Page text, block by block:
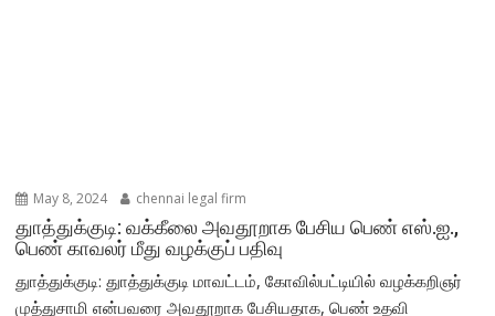
May 8, 2024 chennai legal firm
துாத்துக்குடி: வக்கீலை அவதூறாக பேசிய பெண் எஸ்.ஐ.,
பெண் காவலர் மீது வழக்குப் பதிவு
துாத்துக்குடி: துாத்துக்குடி மாவட்டம், கோவில்பட்டியில் வழக்கறிஞர்
முத்துசாமி என்பவரை அவதூறாக பேசியதாக, பெண் உதவி